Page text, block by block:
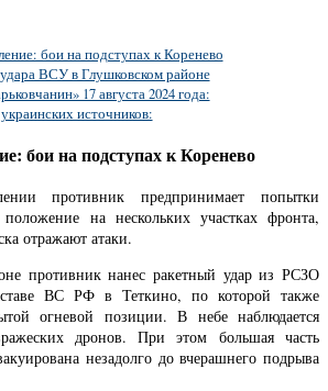
бои на подступах к Коренево
ВСУ в Глушковском районе
17 августа 2024 года:
источников:
бои на подступах к Коренево
противник предпринимает попытки
положение на нескольких участках фронта,
отражают атаки.
противник нанес ракетный удар из РСЗО
ВС РФ в Теткино, по которой также
огневой позиции. В небе наблюдается
дронов. При этом большая часть
незадолго до вчерашнего подрыва